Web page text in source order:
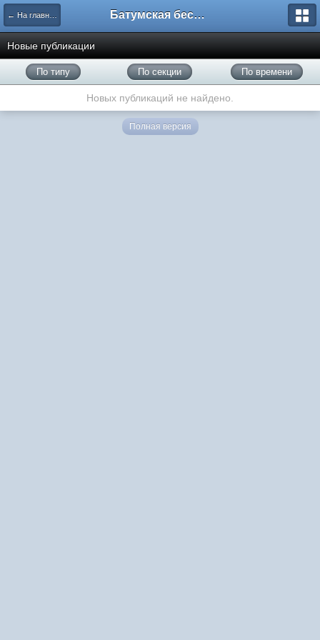
← На главную Батумская беседка
Новые публикации
По типу По секции По времени
Новых публикаций не найдено.
Полная версия